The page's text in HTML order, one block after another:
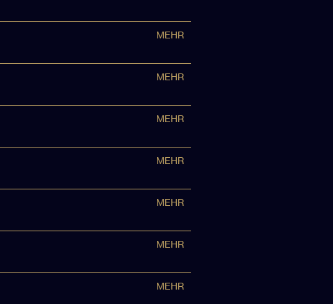
MEHR
MEHR
MEHR
MEHR
MEHR
MEHR
MEHR